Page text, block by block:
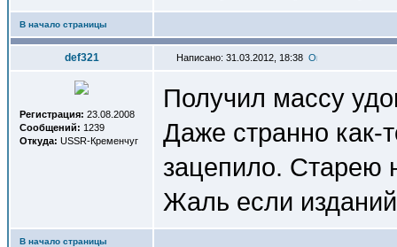
В начало страницы
def321 Написано: 31.03.2012, 18:38
Регистрация: 23.08.2008
Сообщений: 1239
Откуда: USSR-Кременчуг
Получил массу
Даже странно как-
зацепило. Старею
Жаль если
В начало страницы